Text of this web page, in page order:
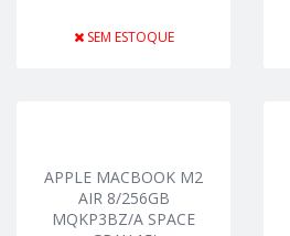
SEM ESTOQUE
APPLE MACBOOK M2
AIR 8/256GB
MQKP3BZ/A SPACE